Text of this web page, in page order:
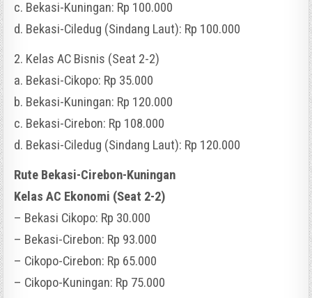
c. Bekasi-Kuningan: Rp 100.000
d. Bekasi-Ciledug (Sindang Laut): Rp 100.000
2. Kelas AC Bisnis (Seat 2-2)
a. Bekasi-Cikopo: Rp 35.000
b. Bekasi-Kuningan: Rp 120.000
c. Bekasi-Cirebon: Rp 108.000
d. Bekasi-Ciledug (Sindang Laut): Rp 120.000
Rute Bekasi-Cirebon-Kuningan
Kelas AC Ekonomi (Seat 2-2)
– Bekasi Cikopo: Rp 30.000
– Bekasi-Cirebon: Rp 93.000
– Cikopo-Cirebon: Rp 65.000
– Cikopo-Kuningan: Rp 75.000